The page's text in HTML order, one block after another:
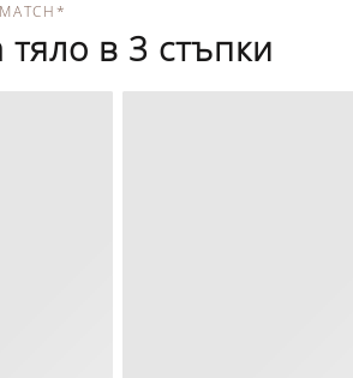
тяло в 3 стъпки